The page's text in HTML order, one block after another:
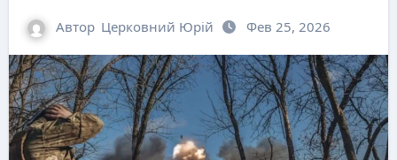
Автор Церковний Юрій Фев 25, 2026